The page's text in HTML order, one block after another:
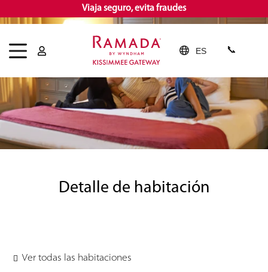
Viaja seguro, evita fraudes
ES
Detalle de habitación
Ver todas las habitaciones